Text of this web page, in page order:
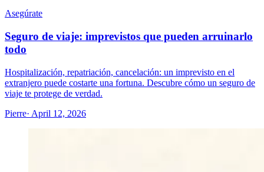
Asegúrate
Seguro de viaje: imprevistos que pueden arruinarlo
todo
Hospitalización, repatriación, cancelación: un imprevisto en el
extranjero puede costarte una fortuna. Descubre cómo un seguro de
viaje te protege de verdad.
Pierre· April 12, 2026